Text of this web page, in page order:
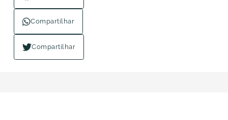
Compartilhar
Compartilhar